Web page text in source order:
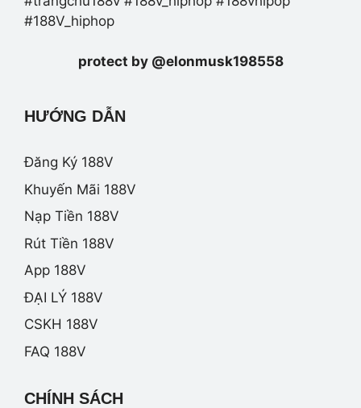
#188V_hiphop
protect by @elonmusk198558
HƯỚNG DẪN
Đăng Ký 188V
Khuyến Mãi 188V
Nạp Tiền 188V
Rút Tiền 188V
App 188V
ĐẠI LÝ 188V
CSKH 188V
FAQ 188V
CHÍNH SÁCH